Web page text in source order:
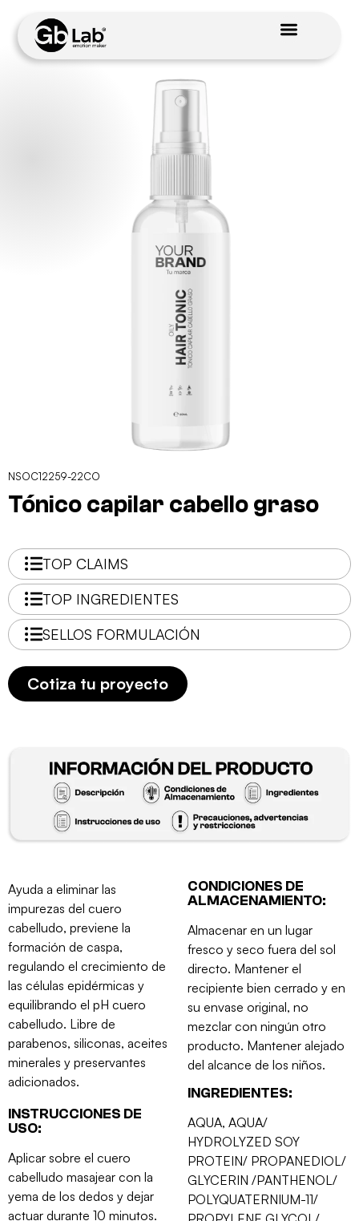
NSOC12259-22CO
Tónico capilar cabello graso
TOP CLAIMS
TOP INGREDIENTES
SELLOS FORMULACIÓN
Cotiza tu proyecto
Ayuda a eliminar las
impurezas del cuero
cabelludo, previene la
formación de caspa,
regulando el crecimiento de
las células epidérmicas y
equilibrando el pH cuero
cabelludo. Libre de
parabenos, siliconas, aceites
minerales y preservantes
adicionados.
INSTRUCCIONES DE
USO:
Aplicar sobre el cuero
cabelludo masajear con la
yema de los dedos y dejar
actuar durante 10 minutos.
CONDICIONES DE
ALMACENAMIENTO:
Almacenar en un lugar
fresco y seco fuera del sol
directo. Mantener el
recipiente bien cerrado y en
su envase original, no
mezclar con ningún otro
producto. Mantener alejado
del alcance de los niños.
INGREDIENTES:
AQUA, AQUA/
HYDROLYZED SOY
PROTEIN/ PROPANEDIOL/
GLYCERIN /PANTHENOL/
POLYQUATERNIUM-11/